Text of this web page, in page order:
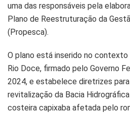
uma das responsáveis pela
Plano de Reestruturação da
(Propesca).
O plano está inserido no
Rio Doce, firmado pelo Governo
2024, e estabelece diretrizes
revitalização da Bacia
costeira capixaba afetada pelo